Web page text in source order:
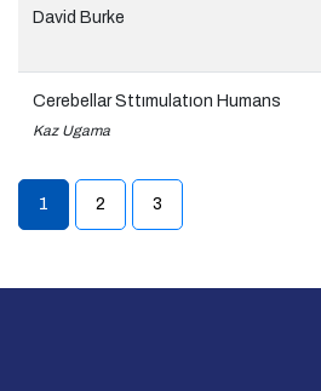
David Burke
Cerebellar Sttımulatıon Humans
Kaz Ugama
1
(current)
2 3